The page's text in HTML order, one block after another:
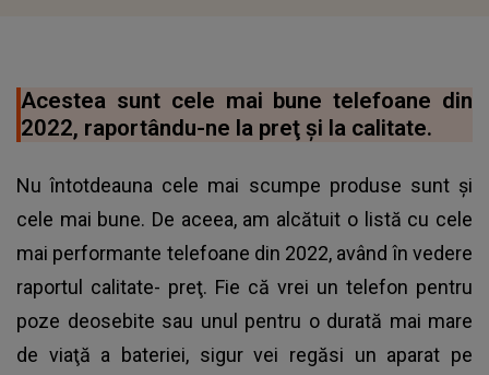
Acestea sunt cele mai bune telefoane din
2022, raportându-ne la preţ şi la calitate.
Nu întotdeauna cele mai scumpe produse sunt şi
cele mai bune. De aceea, am alcătuit o listă cu cele
mai performante telefoane din 2022, având în vedere
raportul calitate- preţ. Fie că vrei un telefon pentru
poze deosebite sau unul pentru o durată mai mare
de viaţă a bateriei, sigur vei regăsi un aparat pe